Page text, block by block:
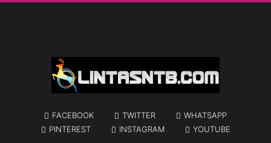
FACEBOOK TWITTER
WHATSAPP
PINTEREST
INSTAGRAM YOUTUBE